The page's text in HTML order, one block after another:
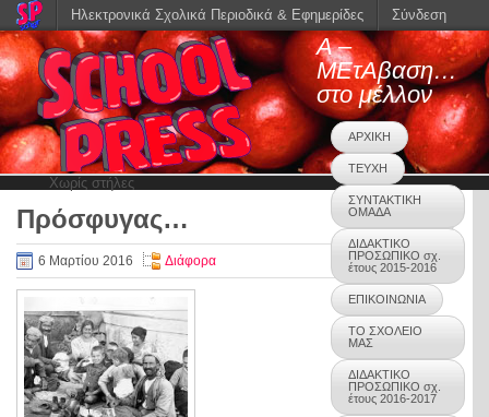
Α –
ΜΕτΑβαση…
στο μέλλον
ΑΡΧΙΚΗ
ΤΕΥΧΗ
ΣΥΝΤΑΚΤΙΚΗ
ΟΜΑΔΑ
ΔΙΔΑΚΤΙΚΟ
ΠΡΟΣΩΠΙΚΟ σχ.
έτους 2015-2016
ΕΠΙΚΟΙΝΩΝΙΑ
ΤΟ ΣΧΟΛΕΙΟ
ΜΑΣ
ΔΙΔΑΚΤΙΚΟ
ΠΡΟΣΩΠΙΚΟ σχ.
έτους 2016-2017
Χωρίς στήλες
Πρόσφυγας…
6 Μαρτίου 2016 Διάφορα
Ηλεκτρονικά Σχολικά Περιοδικά & Εφημερίδες Σύνδεση